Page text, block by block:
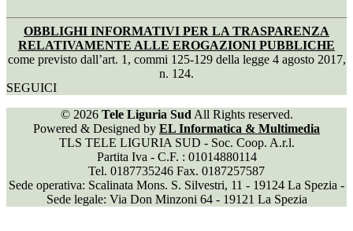
OBBLIGHI INFORMATIVI PER LA TRASPARENZA
RELATIVAMENTE ALLE EROGAZIONI PUBBLICHE
come previsto dall’art. 1, commi 125-129 della legge 4 agosto 2017,
n. 124.
SEGUICI
© 2026 Tele Liguria Sud All Rights reserved.
Powered & Designed by EL Informatica & Multimedia
TLS TELE LIGURIA SUD - Soc. Coop. A.r.l.
Partita Iva - C.F. : 01014880114
Tel. 0187735246 Fax. 0187257587
Sede operativa: Scalinata Mons. S. Silvestri, 11 - 19124 La Spezia -
Sede legale: Via Don Minzoni 64 - 19121 La Spezia